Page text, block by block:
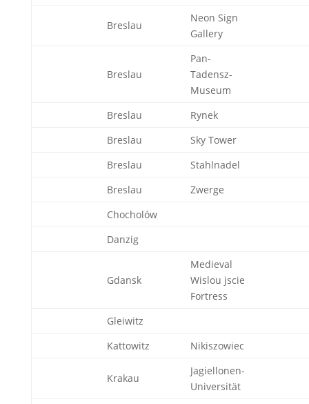
Breslau
Neon Sign
Gallery
Breslau
Pan-
Tadensz-
Museum
Breslau
Rynek
Breslau
Sky Tower
Breslau
Stahlnadel
Breslau
Zwerge
Chocholów
Danzig
Gdansk
Medieval
Wislou jscie
Fortress
Gleiwitz
Kattowitz
Nikiszowiec
Krakau
Jagiellonen-
Universität